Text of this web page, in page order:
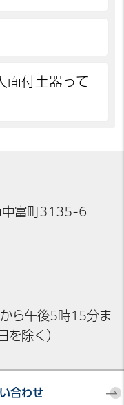
面付土器って
中富町3135-6
ら午後5時15分ま
除く）
合わせ